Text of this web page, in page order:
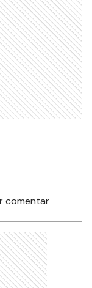
comentar